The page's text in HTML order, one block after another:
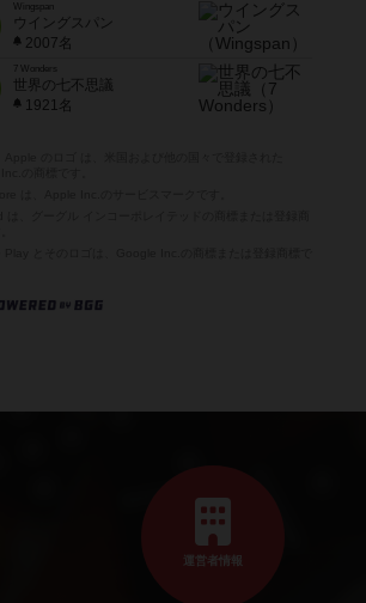
Wingspan
ウイングスパン
2007名
7 Wonders
世界の七不思議
1921名
運営者情報